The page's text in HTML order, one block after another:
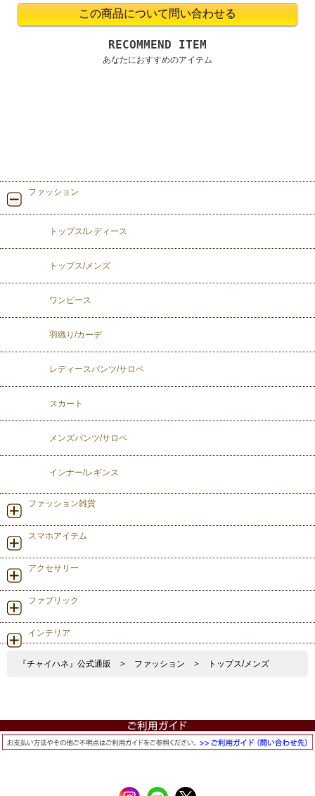
RECOMMEND ITEM
あなたにおすすめのアイテム
ファッション
トップス/レディース
トップス/メンズ
ワンピース
羽織り/カーデ
レディースパンツ/サロペ
スカート
メンズパンツ/サロペ
インナー/レギンス
ファッション雑貨
スマホアイテム
アクセサリー
ファブリック
インテリア
『チャイハネ』公式通販 > ファッション > トップス/メンズ